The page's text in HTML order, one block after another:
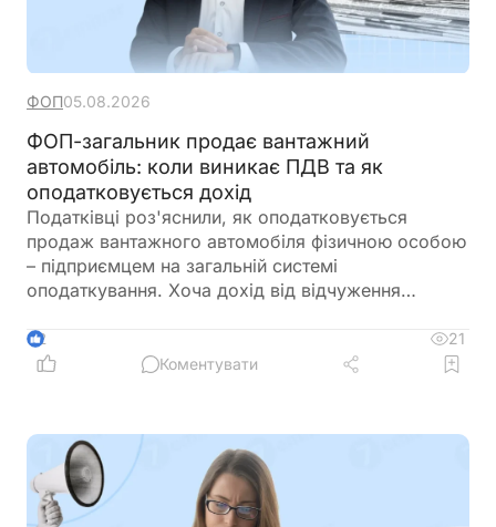
ФОП05.08.2026
ФОП-загальник продає вантажний
автомобіль: коли виникає ПДВ та як
оподатковується дохід
Податківці роз'яснили, як оподатковується
продаж вантажного автомобіля фізичною особою
– підприємцем на загальній системі
оподаткування. Хоча дохід від відчуження
правилами, встановленими для фізичних осіб,
якщо автомобіль використовувався у
ПДВ-зобов'язання. ДПС також нагадала, коли
виникає обов'язок нарахувати ПДВ та за якою
датою потрібно складати податкову накладну
2
21
Коментувати